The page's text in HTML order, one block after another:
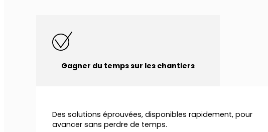
Gagner du temps sur les chantiers
Des solutions éprouvées, disponibles rapidement, pour
avancer sans perdre de temps.